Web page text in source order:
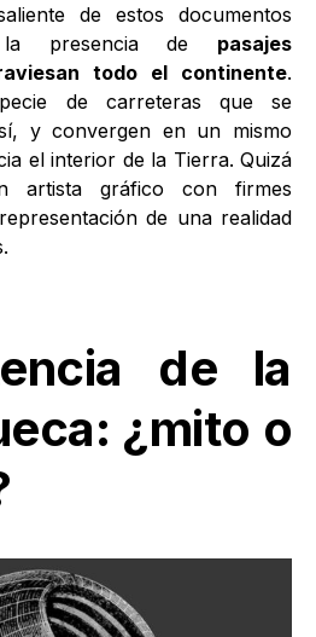
de estos documentos
la presencia de pasajes
todo el continente.
de carreteras que se
y convergen en un mismo
el interior de la Tierra. Quizá
gráfico con firmes
de una realidad
de la
¿mito o